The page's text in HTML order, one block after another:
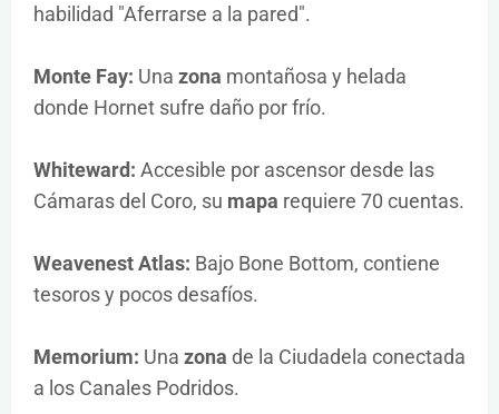
habilidad "Aferrarse a la pared".
Monte Fay: Una zona montañosa y helada
donde Hornet sufre daño por frío.
Whiteward: Accesible por ascensor desde las
Cámaras del Coro, su mapa requiere 70 cuentas.
Weavenest Atlas: Bajo Bone Bottom, contiene
tesoros y pocos desafíos.
Memorium: Una zona de la Ciudadela conectada
a los Canales Podridos.